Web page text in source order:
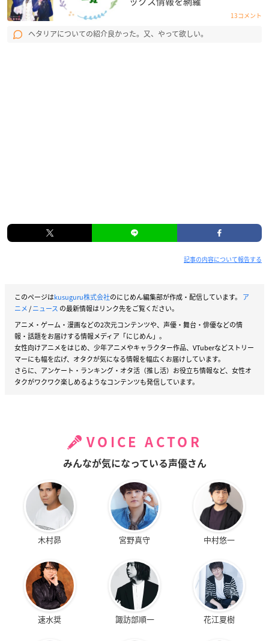
13コメント
ヘタリアについての紹介良かった。又、やって欲しい。
記事の内容について報告する
このページはkusuguru株式会社のにじめん編集部が作成・配信しています。 ア
ニメ/ニュース の最新情報はリンク先をご覧ください。
アニメ・ゲーム・漫画などの2次元コンテンツや、声優・舞台・俳優などの情
報・話題をお届けする情報メディア「にじめん」。
女性向けアニメをはじめ、少年アニメやキャラクター作品、VTuberなどストリー
マーにも幅を広げ、オタクが気になる情報を幅広くお届けしています。
さらに、アンケート・ランキング・オタ活（推し活）お役立ち情報など、女性オ
タクがワクワク楽しめるようなコンテンツも発信しています。
VOICE ACTOR
みんなが気になっている声優さん
木村昴 宮野真守 中村悠一
速水奨 諏訪部順一 花江夏樹